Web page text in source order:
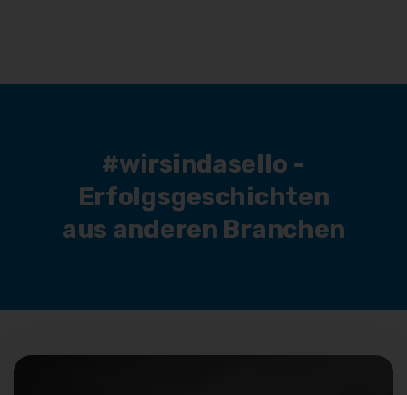
#wirsindasello -
Erfolgsgeschichten
aus anderen Branchen